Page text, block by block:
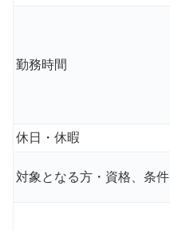
勤務時間
休日・休暇
対象となる方・資格、条件